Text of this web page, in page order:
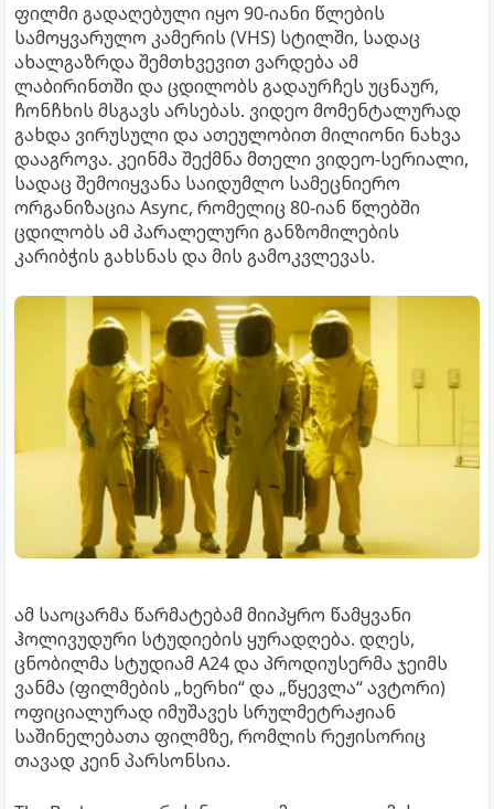
ფილმი გადაღებული იყო 90-იანი წლების
სამოყვარულო კამერის (VHS) სტილში, სადაც
ახალგაზრდა შემთხვევით ვარდება ამ
ლაბირინთში და ცდილობს გადაურჩეს უცნაურ,
ჩონჩხის მსგავს არსებას. ვიდეო მომენტალურად
გახდა ვირუსული და ათეულობით მილიონი ნახვა
დააგროვა. კეინმა შექმნა მთელი ვიდეო-სერიალი,
სადაც შემოიყვანა საიდუმლო სამეცნიერო
ორგანიზაცია Async, რომელიც 80-იან წლებში
ცდილობს ამ პარალელური განზომილების
კარიბჭის გახსნას და მის გამოკვლევას.
ამ საოცარმა წარმატებამ მიიპყრო წამყვანი
ჰოლივუდური სტუდიების ყურადღება. დღეს,
ცნობილმა სტუდიამ A24 და პროდიუსერმა ჯეიმს
ვანმა (ფილმების „ხერხი“ და „წყევლა“ ავტორი)
ოფიციალურად იმუშავეს სრულმეტრაჟიან
საშინელებათა ფილმზე, რომლის რეჟისორიც
თავად კეინ პარსონსია.